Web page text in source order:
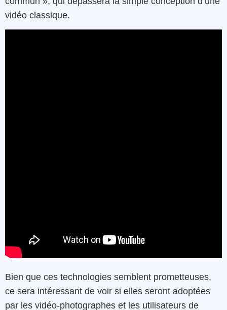
vidéo classique.
Bien que ces technologies semblent prometteuses,
ce sera intéressant de voir si elles seront adoptées
par les vidéo-photographes et les utilisateurs de